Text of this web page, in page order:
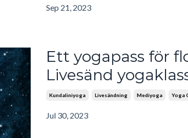
Sep 21, 2023
Ett yogapass för
Livesänd
Kundaliniyoga Livesändning Mediyoga Yoga
Jul 30, 2023